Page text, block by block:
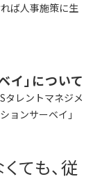
ば人事施策に生
イ」について
タレントマネジメ
ョンサーベイ」
ても、従